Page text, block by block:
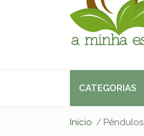
CATEGORIAS
Início Pêndulos